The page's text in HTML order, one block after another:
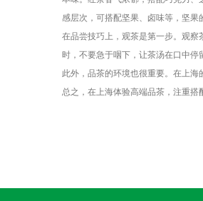
感层次，可搭配坚果、卤味等，坚
在品尝技巧上，观茶是第一步。观
时，不要急于咽下，让茶汤在口中
此外，品茶的环境也很重要。在上
总之，在上海体验高端品茶，注重